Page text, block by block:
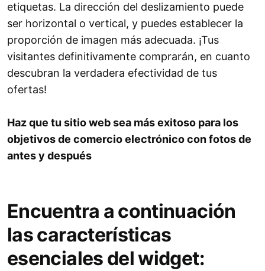
etiquetas. La dirección del deslizamiento puede
ser horizontal o vertical, y puedes establecer la
proporción de imagen más adecuada. ¡Tus
visitantes definitivamente comprarán, en cuanto
descubran la verdadera efectividad de tus
ofertas!
Haz que tu sitio web sea más exitoso para los
objetivos de comercio electrónico con fotos de
antes y después
Encuentra a continuación
las características
esenciales del widget: